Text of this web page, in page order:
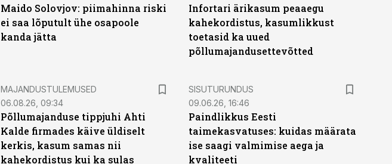
Maido Solovjov: piimahinna riski
ei saa lõputult ühe osapoole
kanda jätta
Infortari ärikasum peaaegu
kahekordistus, kasumlikkust
toetasid ka uued
põllumajandusettevõtted
MAJANDUSTULEMUSED
06.08.26, 09:34
Põllumajanduse tippjuhi Ahti
Kalde firmades käive üldiselt
kerkis, kasum samas nii
kahekordistus kui ka sulas
ST
SISUTURUNDUS
09.06.26, 16:46
Paindlikkus Eesti
taimekasvatuses: kuidas määrata
ise saagi valmimise aega ja
kvaliteeti